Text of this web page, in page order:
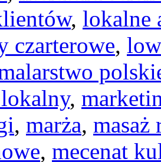
, lokalne
czarterowe,
,
, marża, masaż
, mecenat